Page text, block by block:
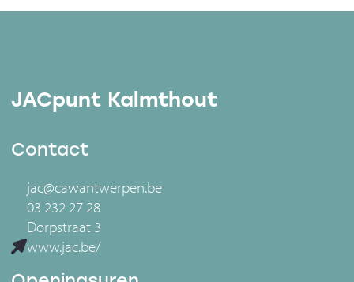
JACpunt Kalmthout
Contact
jac@cawantwerpen.be
03 232 27 28
Dorpstraat 3
www.jac.be/